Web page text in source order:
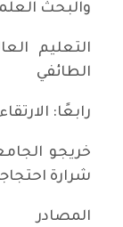
والبحث
التعليم
الطائفي
رابعًا:
خريجو
شرارة
المصادر